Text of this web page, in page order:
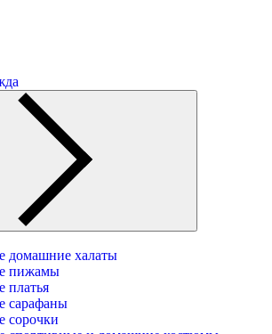
домашние халаты
пижамы
платья
сарафаны
сорочки